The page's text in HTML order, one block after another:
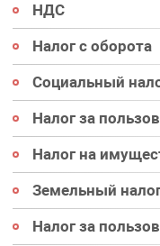
НДС
Налог с оборота
Социальный
Налог за
Налог на
Земельный
Налог за